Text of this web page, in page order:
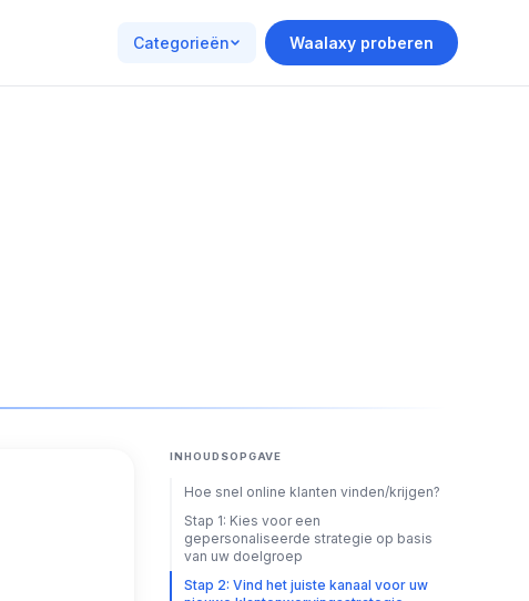
Categorieën Waalaxy proberen
INHOUDSOPGAVE
Hoe snel online klanten vinden/krijgen?
Stap 1: Kies voor een
gepersonaliseerde strategie op basis
van uw doelgroep
Stap 2: Vind het juiste kanaal voor uw